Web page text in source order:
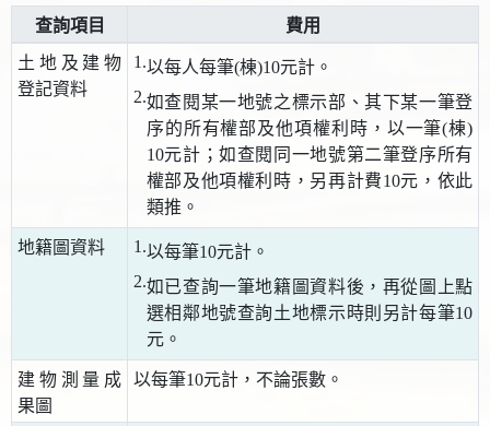
查詢項目
費用
土地及建物
登記資料
1.以每人每筆(棟)10元計。
2.如查閱某一地號之標示部、其下某一筆登
序的所有權部及他項權利時，以一筆(棟)
10元計；如查閱同一地號第二筆登序所有
權部及他項權利時，另再計費10元，依此
類推。
地籍圖資料 1.以每筆10元計。
2.如已查詢一筆地籍圖資料後，再從圖上點
選相鄰地號查詢土地標示時則另計每筆10
元。
建物測量成
果圖
以每筆10元計，不論張數。